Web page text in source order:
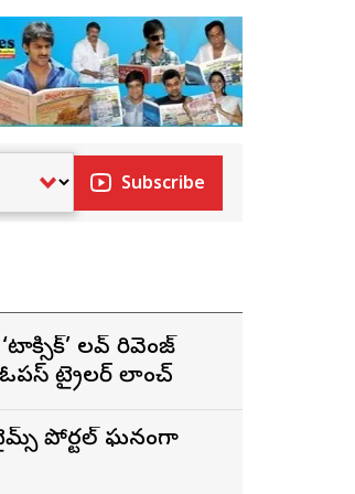
Subscribe
లవ్ రివెంజ్
ట్రైలర్ లాంచ్
పోర్టల్ ఘనంగా